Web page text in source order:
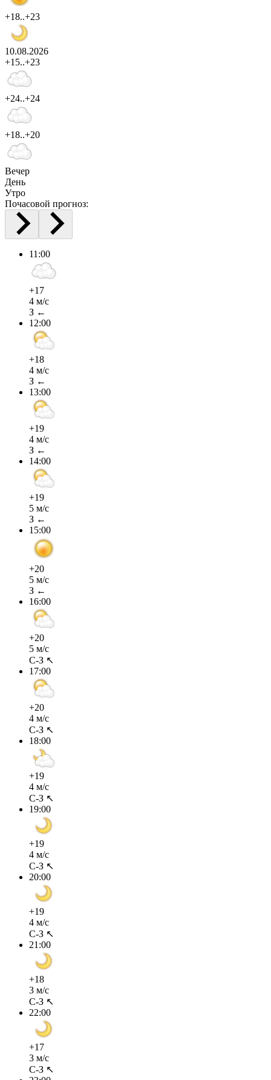
+18..+23
10.08.2026
+15..+23
+24..+24
+18..+20
Вечер
День
Утро
Почасовой прогноз:
11:00
+17
4 м/с
З ←
12:00
+18
4 м/с
З ←
13:00
+19
4 м/с
З ←
14:00
+19
5 м/с
З ←
15:00
+20
5 м/с
З ←
16:00
+20
5 м/с
С-З ↖
17:00
+20
4 м/с
С-З ↖
18:00
+19
4 м/с
С-З ↖
19:00
+19
4 м/с
С-З ↖
20:00
+19
4 м/с
С-З ↖
21:00
+18
3 м/с
С-З ↖
22:00
+17
3 м/с
С-З ↖